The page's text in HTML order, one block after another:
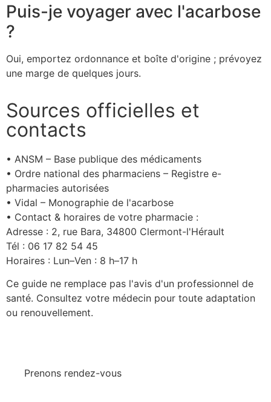
Puis-je voyager avec l'acarbose
?
Oui, emportez ordonnance et boîte d'origine ; prévoyez
une marge de quelques jours.
Sources officielles et
contacts
• ANSM – Base publique des médicaments
• Ordre national des pharmaciens – Registre e-
pharmacies autorisées
• Vidal – Monographie de l'acarbose
• Contact & horaires de votre pharmacie :
Adresse : 2, rue Bara, 34800 Clermont-l'Hérault
Tél : 06 17 82 54 45
Horaires : Lun–Ven : 8 h–17 h
Ce guide ne remplace pas l'avis d'un professionnel de
santé. Consultez votre médecin pour toute adaptation
ou renouvellement.
Prenons rendez-vous